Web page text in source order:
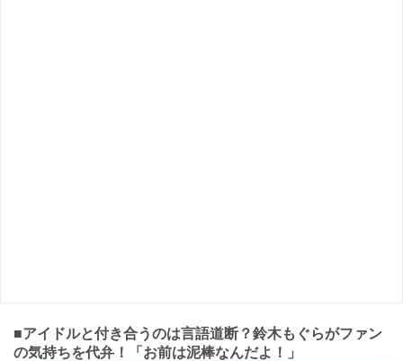
■アイドルと付き合うのは言語道断？鈴木もぐらがファン
の気持ちを代弁！「お前は泥棒なんだよ！」